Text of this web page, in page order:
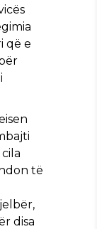
që e
të
disa